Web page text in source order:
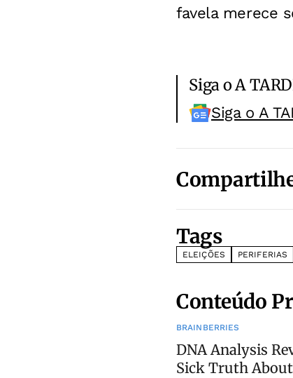
favela merece
Siga o A
Siga o A
Tags
ELEIÇÕES PERIFERIAS